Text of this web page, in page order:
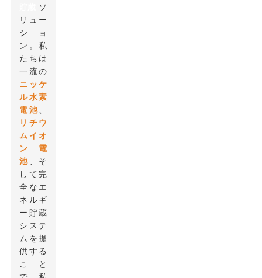
ソ
リュー
ショ
ン。私
たちは
一流の
ニッケ
ル水素
電池、
リチウ
ムイオ
ン電
池、そ
して完
全なエ
ネルギ
ー貯蔵
システ
ムを提
供する
こと